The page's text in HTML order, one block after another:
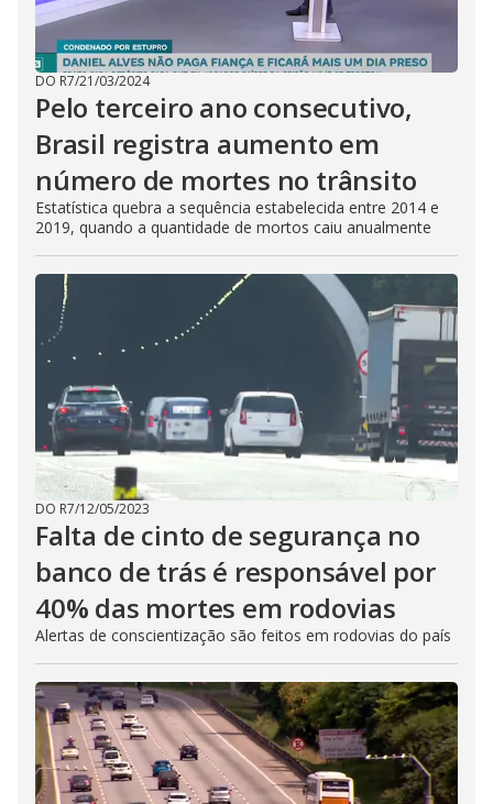
DO R7/21/03/2024
Pelo terceiro ano consecutivo,
Brasil registra aumento em
número de mortes no trânsito
Estatística quebra a sequência estabelecida entre 2014 e
2019, quando a quantidade de mortos caiu anualmente
DO R7/12/05/2023
Falta de cinto de segurança no
banco de trás é responsável por
40% das mortes em rodovias
Alertas de conscientização são feitos em rodovias do país